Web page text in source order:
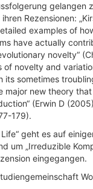
gelangen
Rezensionen:
examples of
have actually
novelty“
of novelty and
its sometimes
major new theory
(Erwin D
179).
geht es auf
um „Irreduzible
eingegangen.